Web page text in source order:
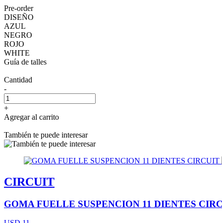
Pre-order
DISEÑO
AZUL
NEGRO
ROJO
WHITE
Guía de talles
Cantidad
-
+
Agregar al carrito
También te puede interesar
CIRCUIT
GOMA FUELLE SUSPENCION 11 DIENTES